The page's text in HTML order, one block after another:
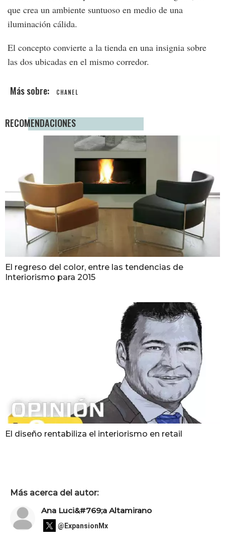
que crea un ambiente suntuoso en medio de una
iluminación cálida.
El concepto convierte a la tienda en una insignia sobre
las dos ubicadas en el mismo corredor.
CHANEL
RECOMENDACIONES
El regreso del color, entre las tendencias de
Interiorismo para 2015
El diseño rentabiliza el interiorismo en retail
Más acerca del autor:
Ana Luci&#769;a Altamirano
@ExpansionMx